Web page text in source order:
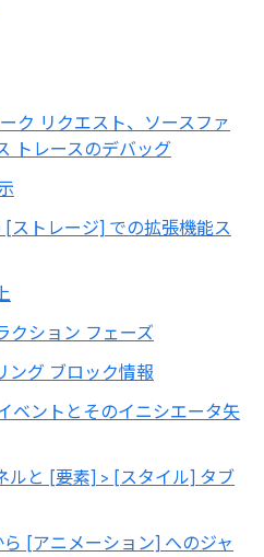
ク リクエスト、ソースファ
トレースのデバッグ
[ストレージ] での拡張機能ス
クション フェーズ
ング ブロック情報
ベントとそのイニシエータ矢
ルと [要素] > [スタイル] タブ
[アニメーション] へのジャ